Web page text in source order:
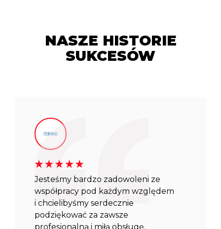
NASZE HISTORIE
SUKCESÓW
Jesteśmy bardzo zadowoleni ze
współpracy pod każdym względem
i chcielibyśmy serdecznie
podziękować za zawsze
profesjonalną i miłą obsługę.